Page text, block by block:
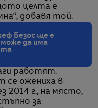
целта е
добавя той.
Безос ще е
може да има
работят.
се ожениха в
2014 г., на място,
за